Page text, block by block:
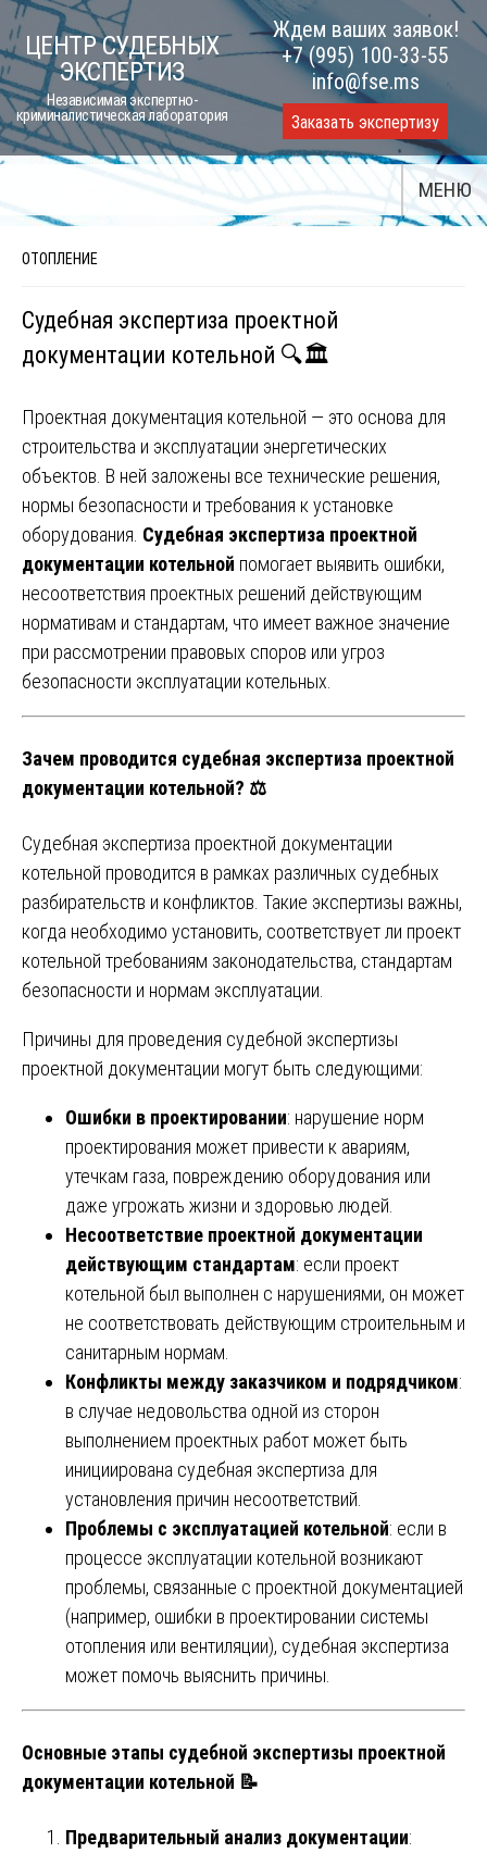
Skip
to
content
ЦЕНТР СУДЕБНЫХ
ЭКСПЕРТИЗ
Независимая экспертно-
криминалистическая лаборатория
Ждем ваших заявок!
+7 (995) 100-33-55
info@fse.ms
Заказать экспертизу
МЕНЮ
ОТОПЛЕНИЕ
Судебная экспертиза проектной
документации котельной 🔍🏛️
Проектная документация котельной — это основа для
строительства и эксплуатации энергетических
объектов. В ней заложены все технические решения,
нормы безопасности и требования к установке
оборудования. Судебная экспертиза проектной
документации котельной помогает выявить ошибки,
несоответствия проектных решений действующим
нормативам и стандартам, что имеет важное значение
при рассмотрении правовых споров или угроз
безопасности эксплуатации котельных.
Зачем проводится судебная экспертиза проектной
документации котельной? ⚖️
Судебная экспертиза проектной документации
котельной проводится в рамках различных судебных
разбирательств и конфликтов. Такие экспертизы важны,
когда необходимо установить, соответствует ли проект
котельной требованиям законодательства, стандартам
безопасности и нормам эксплуатации.
Причины для проведения судебной экспертизы
проектной документации могут быть следующими:
Ошибки в проектировании: нарушение норм
проектирования может привести к авариям,
утечкам газа, повреждению оборудования или
даже угрожать жизни и здоровью людей.
Несоответствие проектной документации
действующим стандартам: если проект
котельной был выполнен с нарушениями, он может
не соответствовать действующим строительным и
санитарным нормам.
Конфликты между заказчиком и подрядчиком:
в случае недовольства одной из сторон
выполнением проектных работ может быть
инициирована судебная экспертиза для
установления причин несоответствий.
Проблемы с эксплуатацией котельной: если в
процессе эксплуатации котельной возникают
проблемы, связанные с проектной документацией
(например, ошибки в проектировании системы
отопления или вентиляции), судебная экспертиза
может помочь выяснить причины.
Основные этапы судебной экспертизы проектной
документации котельной 📝
Предварительный анализ документации: